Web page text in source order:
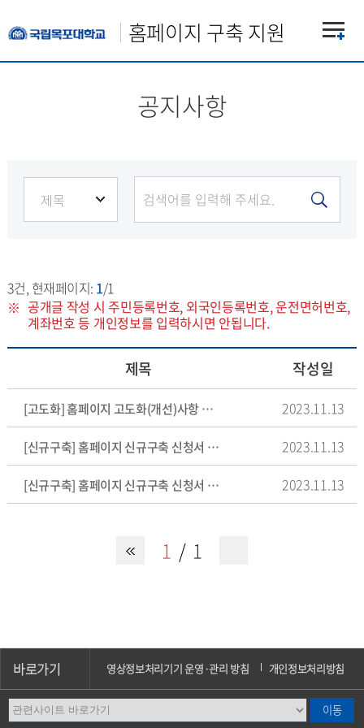
홈페이지 구축 지원
공지사항
3건, 현재페이지: 1/1
공개글 작성 시 주민등록번호, 외국인등록번호, 운전면허번호,
계좌번호 등 개인정보를 입력하시면 안됩니다.
제목 작성일
[고도화] 홈페이지 고도화(개선)사항 신청서 양식 2023.11.13
[신규구축] 홈페이지 신규구축 신청서 양식 : 학과/전공 2023.11.13
[신규구축] 홈페이지 신규구축 신청서 양식 : 단과대학/학부 2023.11.13
1 1
바로가기 영상정보처리기기 운영·관리 방침 개인정보처리방침
이메일무단수집거부 캠퍼스안내